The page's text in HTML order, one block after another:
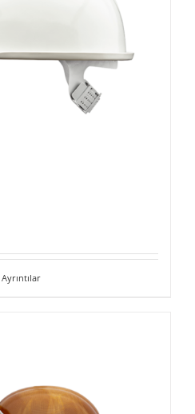
Ayrıntılar